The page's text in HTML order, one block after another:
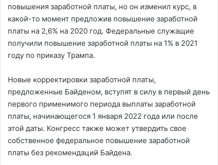
повышения заработной платы, но он изменил курс, в
какой-то момент предложив повышение заработной
платы на 2,6% на 2020 год. Федеральные служащие
получили повышение заработной платы на 1% в 2021
году по приказу Трампа.
Новые корректировки заработной платы,
предложенные Байденом, вступят в силу в первый день
первого применимого периода выплаты заработной
платы, начинающегося 1 января 2022 года или после
этой даты. Конгресс также может утвердить свое
собственное федеральное повышение заработной
платы без рекомендаций Байдена.